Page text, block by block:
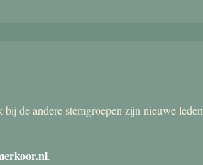
de andere stemgroepen zijn nieuwe leden
.